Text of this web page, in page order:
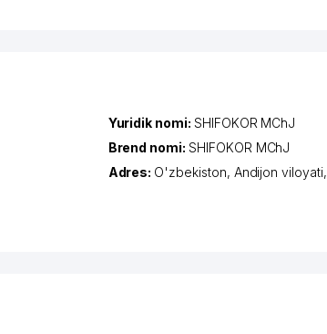
Yuridik nomi: SHIFOKOR MChJ
Brend nomi: SHIFOKOR MChJ
Adres: O'zbekiston, Andijon viloyati,